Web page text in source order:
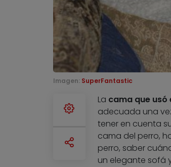
Imagen: SuperFantastic
La cama que usó
adecuada una
tener en cuenta
cama del perro,
perro, saber
un elegante sofá